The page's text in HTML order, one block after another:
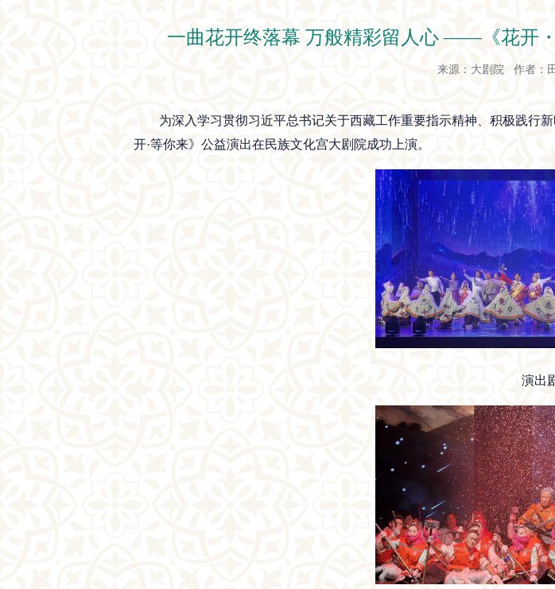
一曲花开终落幕 万般精彩留人心 ——《花开
来源：大剧院 作者：
为深入学习贯彻习近平总书记关于西藏工作重要指示精神、积极践行
开·等你来》公益演出在民族文化宫大剧院成功上演。
演出